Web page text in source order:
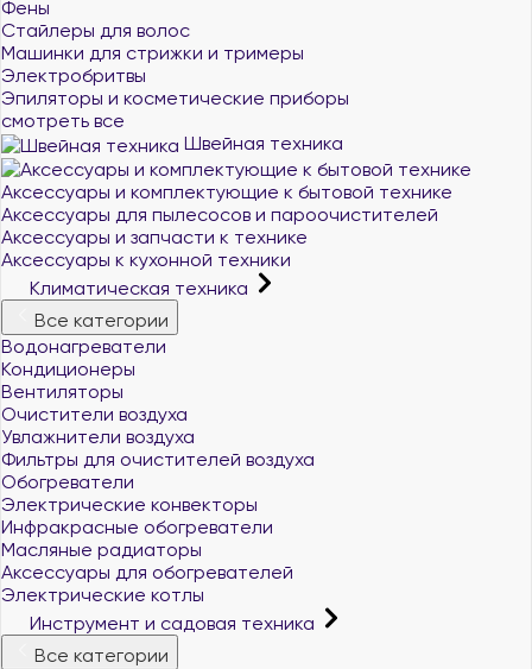
Фены
Стайлеры для волос
Машинки для стрижки и тримеры
Электробритвы
Эпиляторы и косметические приборы
смотреть все
Швейная техника
Аксессуары и комплектующие к бытовой технике
Аксессуары для пылесосов и пароочистителей
Аксессуары и запчасти к технике
Аксессуары к кухонной техники
Климатическая техника
Все категории
Водонагреватели
Кондиционеры
Вентиляторы
Очистители воздуха
Увлажнители воздуха
Фильтры для очистителей воздуха
Обогреватели
Электрические конвекторы
Инфракрасные обогреватели
Масляные радиаторы
Аксессуары для обогревателей
Электрические котлы
Инструмент и садовая техника
Все категории